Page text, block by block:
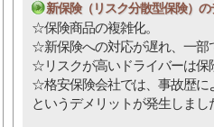
新保険（リスク分散型保険）
☆保険商品の複雑化。
☆新保険への対応が遅れ、一部
☆リスクが高いドライバーは保
☆格安保険会社では、事故歴に
というデメリットが発生しまし